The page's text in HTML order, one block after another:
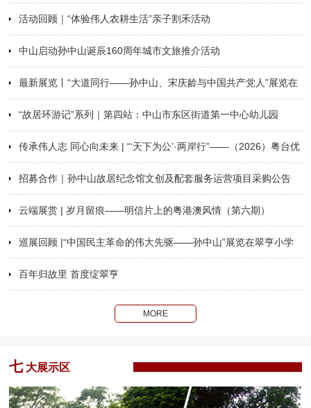
取名单公告
活动回顾｜“体验伟人农耕生活”亲子割禾活动
中山启动孙中山诞辰160周年城市文旅推介活动
最新展览丨“大道同行——孙中山、宋庆龄与中国共产党人”展览在
本馆开展
“故居环游记”系列｜第四站：中山市东区街道第一中心幼儿园
传承伟人志 同心向未来 | “‘天下为公’·两岸行”——（2026）粤台优
秀青年学子修学行正式启行
招募合作｜孙中山故居纪念馆文创及配套服务运营项目采购公告
云端展赏 | 岁月留痕——明信片上的粤港澳风情（第六期）
巡展回顾 |“中国民主革命的伟大先驱——孙中山”展览在翠亨小学
展出百年归故里 首度绽翠亨
MORE
七 大展示区